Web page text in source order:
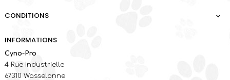
CONDITIONS 
INFORMATIONS
Cyno-Pro
4 Rue Industrielle
67310 Wasselonne